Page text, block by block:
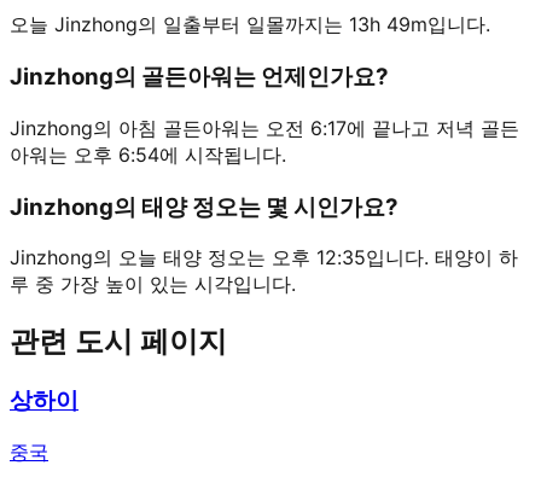
오늘 Jinzhong의 일출부터 일몰까지는 13h 49m입니다.
Jinzhong의 골든아워는 언제인가요?
Jinzhong의 아침 골든아워는 오전 6:17에 끝나고 저녁 골든
아워는 오후 6:54에 시작됩니다.
Jinzhong의 태양 정오는 몇 시인가요?
Jinzhong의 오늘 태양 정오는 오후 12:35입니다. 태양이 하
루 중 가장 높이 있는 시각입니다.
관련 도시 페이지
상하이
중국